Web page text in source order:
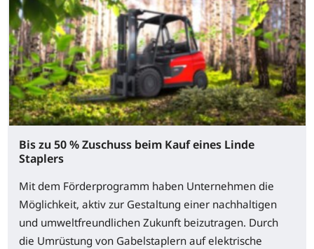
Bis zu 50 % Zuschuss beim Kauf eines Linde
Staplers
Mit dem Förderprogramm haben Unternehmen die
Möglichkeit, aktiv zur Gestaltung einer nachhaltigen
und umweltfreundlichen Zukunft beizutragen. Durch
die Umrüstung von Gabelstaplern auf elektrische